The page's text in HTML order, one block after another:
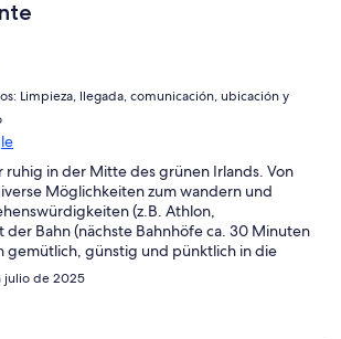
Limpieza, llegada, comunicación, ubicación y
ruhig in der Mitte des grünen Irlands. Von
Möglichkeiten zum wandern und
(z.B. Athlon,
der Bahn (nächste Bahnhöfe ca. 30 Minuten
gemütlich, günstig und pünktlich in die
Dublin, Galway oder Sligo.
sind gut mit dem PKW erreichbar. Das
was man im Urlaub benötigt. Uns hat nichts
julio de 2025